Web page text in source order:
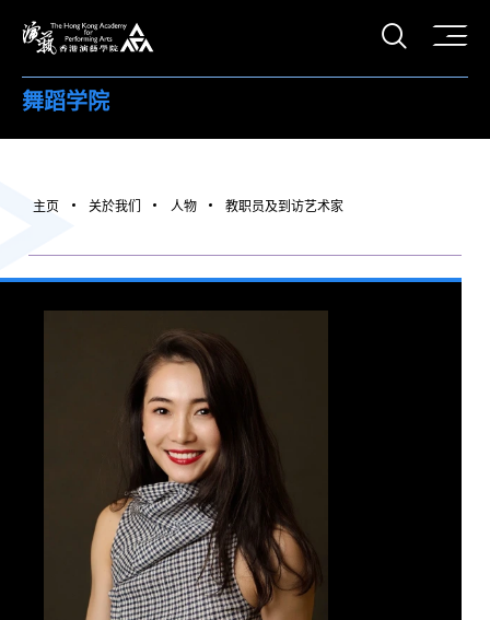
打开
舞蹈学院
主页 关於我们 人物 教职员及到访艺术家